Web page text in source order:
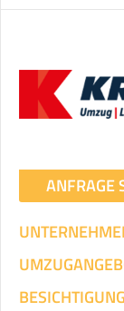
Mit
Mitarbeiter
ANFRAGE